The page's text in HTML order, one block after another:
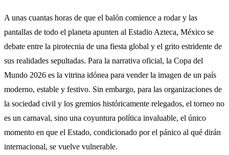
A unas cuantas horas de que el balón comience a rodar y las
pantallas de todo el planeta apunten al Estadio Azteca, México se
debate entre la pirotecnia de una fiesta global y el grito estridente de
sus realidades sepultadas. Para la narrativa oficial, la Copa del
Mundo 2026 es la vitrina idónea para vender la imagen de un país
moderno, estable y festivo. Sin embargo, para las organizaciones de
la sociedad civil y los gremios históricamente relegados, el torneo no
es un carnaval, sino una coyuntura política invaluable, el único
momento en que el Estado, condicionado por el pánico al qué dirán
internacional, se vuelve vulnerable.